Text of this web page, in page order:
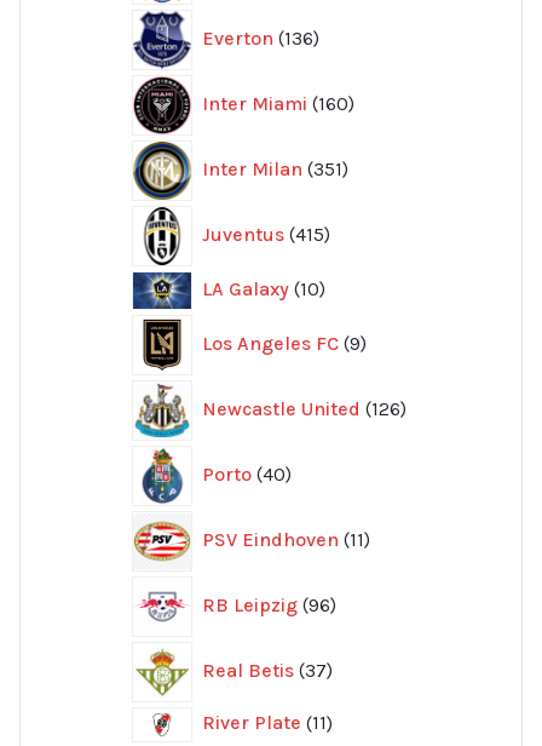
Everton 136
produkter
Inter Miami 160
produkter
Inter Milan 351
produkter
Juventus 415
produkter
LA Galaxy 1010
Los Angeles FC 9
produkter
Newcastle United 126
produkter
Porto 40
produkter
PSV Eindhoven 11
produkter
RB Leipzig 96
produkter
Real Betis 37
produkter
River Plate 1111